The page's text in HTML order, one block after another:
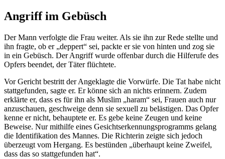
Angriff im Gebüsch
Der Mann verfolgte die Frau weiter. Als sie ihn zur Rede stellte und
ihn fragte, ob er „deppert“ sei, packte er sie von hinten und zog sie
in ein Gebüsch. Der Angriff wurde offenbar durch die Hilferufe des
Opfers beendet, der Täter flüchtete.
Vor Gericht bestritt der Angeklagte die Vorwürfe. Die Tat habe nicht
stattgefunden, sagte er. Er könne sich an nichts erinnern. Zudem
erklärte er, dass es für ihn als Muslim „haram“ sei, Frauen auch nur
anzuschauen, geschweige denn sie sexuell zu belästigen. Das Opfer
kenne er nicht, behauptete er. Es gebe keine Zeugen und keine
Beweise. Nur mithilfe eines Gesichtserkennungsprogramms gelang
die Identifikation des Mannes. Die Richterin zeigte sich jedoch
überzeugt vom Hergang. Es bestünden „überhaupt keine Zweifel,
dass das so stattgefunden hat“.